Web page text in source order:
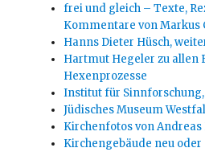
frei und gleich – Texte,
Kommentare von Markus
Hanns Dieter Hüsch,
Hartmut Hegeler zu allen
Hexenprozesse
Institut für
Jüdisches Museum
Kirchenfotos von Andreas
Kirchengebäude neu